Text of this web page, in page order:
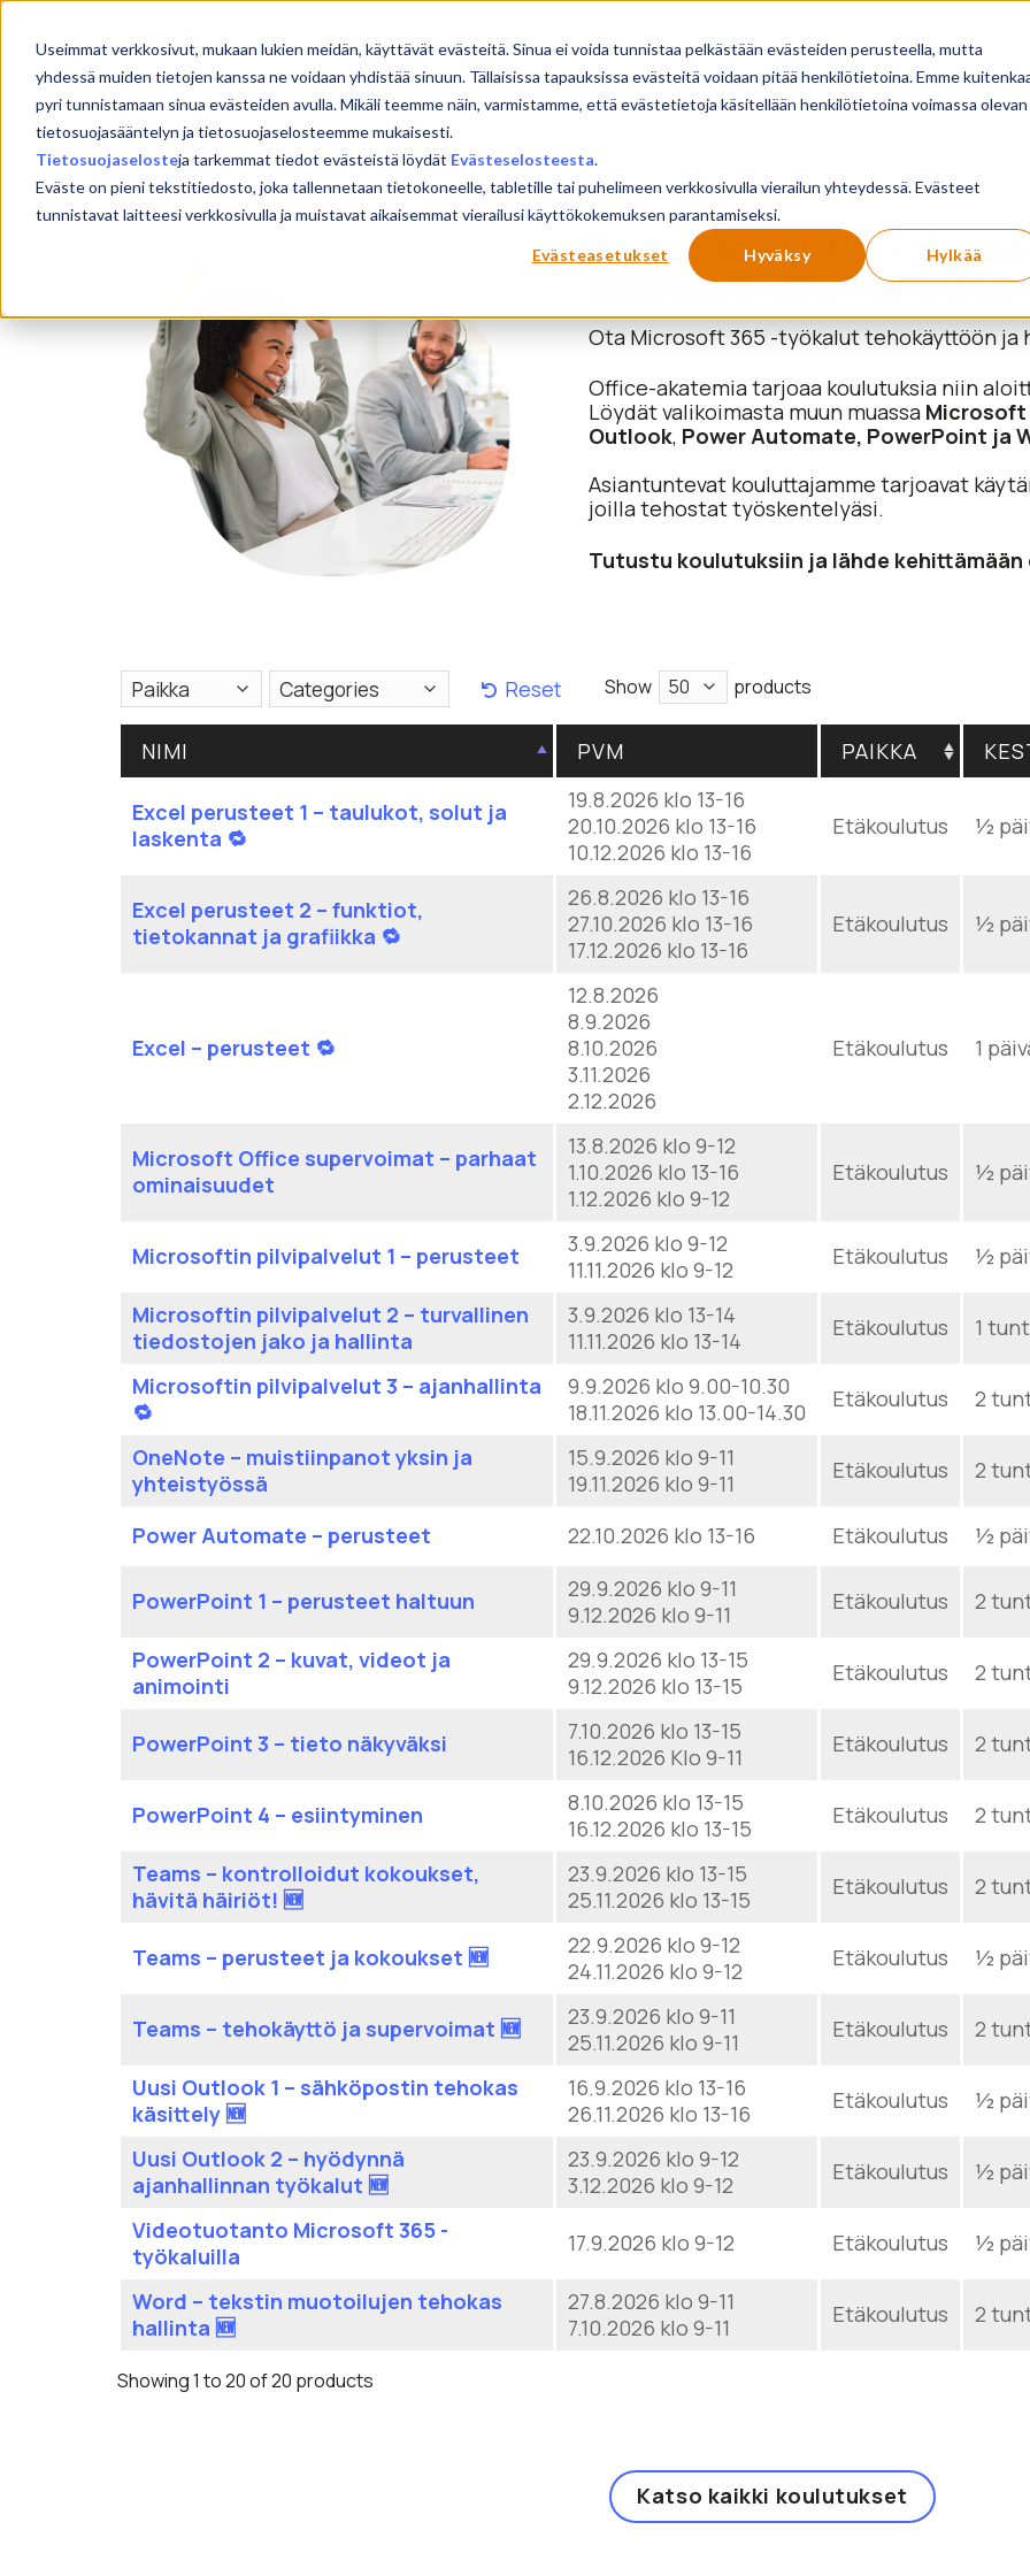
Useimmat verkkosivut, mukaan lukien meidän, käyttävät evästeitä. Sinua ei voida tunnistaa pelkästään evästeiden perusteella, mutta
yhdessä muiden tietojen kanssa ne voidaan yhdistää sinuun. Tällaisissa tapauksissa evästeitä voidaan pitää henkilötietoina. Emme
pyri tunnistamaan sinua evästeiden avulla. Mikäli teemme näin, varmistamme, että evästetietoja käsitellään henkilötietoina voimassa olevan
tietosuojasääntelyn ja tietosuojaselosteemme mukaisesti.
Tietosuojaselosteja tarkemmat tiedot evästeistä löydät Evästeselosteesta.
Eväste on pieni tekstitiedosto, joka tallennetaan tietokoneelle, tabletille tai puhelimeen verkkosivulla vierailun yhteydessä. Evästeet
tunnistavat laitteesi verkkosivulla ja muistavat aikaisemmat vierailusi käyttökokemuksen parantamiseksi.
Evästeasetukset Hyväksy Hylkää
Skip
content
Etusivu Koulutukset
Office-akatemia
Tervetuloa Office-
Microsoft 365 -taitojasi!
Ota Microsoft 365 -työkalut tehokäyttöön ja
Office-akatemia tarjoaa koulutuksia niin
Löydät valikoimasta muun muassa Microsoft
Outlook, Power Automate, PowerPoint ja
Asiantuntevat kouluttajamme tarjoavat
joilla tehostat työskentelyäsi.
Tutustu koulutuksiin ja lähde
Reset Show products
NIMI PVM PAIKKA
Excel perusteet 1 – taulukot, solut ja
laskenta 🔁
19.8.2026 klo 13-16
20.10.2026 klo 13-16
10.12.2026 klo 13-16
Etäkoulutus ½
Excel perusteet 2 – funktiot,
tietokannat ja grafiikka 🔁
26.8.2026 klo 13-16
27.10.2026 klo 13-16
17.12.2026 klo 13-16
Etäkoulutus ½
Excel – perusteet 🔁
12.8.2026
8.9.2026
8.10.2026
3.11.2026
2.12.2026
Etäkoulutus 1
Microsoft Office supervoimat – parhaat
ominaisuudet
13.8.2026 klo 9-12
1.10.2026 klo 13-16
1.12.2026 klo 9-12
Etäkoulutus ½
Microsoftin pilvipalvelut 1 – perusteet
3.9.2026 klo 9-12
11.11.2026 klo 9-12
Etäkoulutus ½
Microsoftin pilvipalvelut 2 – turvallinen
tiedostojen jako ja hallinta
3.9.2026 klo 13-14
11.11.2026 klo 13-14
Etäkoulutus 1
Microsoftin pilvipalvelut 3 – ajanhallinta
🔁
9.9.2026 klo 9.00-10.30
18.11.2026 klo 13.00-14.30
Etäkoulutus 2
OneNote – muistiinpanot yksin ja
yhteistyössä
15.9.2026 klo 9-11
19.11.2026 klo 9-11
Etäkoulutus 2
Power Automate – perusteet 22.10.2026 klo 13-16 Etäkoulutus ½
PowerPoint 1 – perusteet haltuun
29.9.2026 klo 9-11
9.12.2026 klo 9-11
Etäkoulutus 2
PowerPoint 2 – kuvat, videot ja
animointi
29.9.2026 klo 13-15
9.12.2026 klo 13-15
Etäkoulutus 2
PowerPoint 3 – tieto näkyväksi
7.10.2026 klo 13-15
16.12.2026 Klo 9-11
Etäkoulutus 2
PowerPoint 4 – esiintyminen
8.10.2026 klo 13-15
16.12.2026 klo 13-15
Etäkoulutus 2
Teams – kontrolloidut kokoukset,
hävitä häiriöt! 🆕
23.9.2026 klo 13-15
25.11.2026 klo 13-15
Etäkoulutus 2
Teams – perusteet ja kokoukset 🆕
22.9.2026 klo 9-12
24.11.2026 klo 9-12
Etäkoulutus ½
Teams – tehokäyttö ja supervoimat 🆕
23.9.2026 klo 9-11
25.11.2026 klo 9-11
Etäkoulutus 2
Uusi Outlook 1 – sähköpostin tehokas
käsittely 🆕
16.9.2026 klo 13-16
26.11.2026 klo 13-16
Etäkoulutus ½
Uusi Outlook 2 – hyödynnä
ajanhallinnan työkalut 🆕
23.9.2026 klo 9-12
3.12.2026 klo 9-12
Etäkoulutus ½
Videotuotanto Microsoft 365 -
työkaluilla
17.9.2026 klo 9-12 Etäkoulutus ½
Word – tekstin muotoilujen tehokas
hallinta 🆕
27.8.2026 klo 9-11
7.10.2026 klo 9-11
Etäkoulutus 2
Showing 1 to 20 of 20 products
Katso kaikki koulutukset